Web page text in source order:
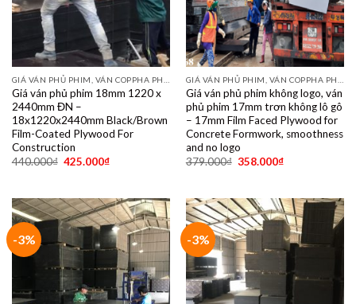
Giá ván phủ phim 18mm 1220 x
2440mm ĐN –
18x1220x2440mm Black/Brown
Film-Coated Plywood For
Construction
440.000₫ 425.000₫
Giá ván phủ phim không logo, ván
phủ phim 17mm trơn không lô gô
– 17mm Film Faced Plywood for
Concrete Formwork, smoothness
and no logo
379.000₫ 358.000₫
-3% -3%